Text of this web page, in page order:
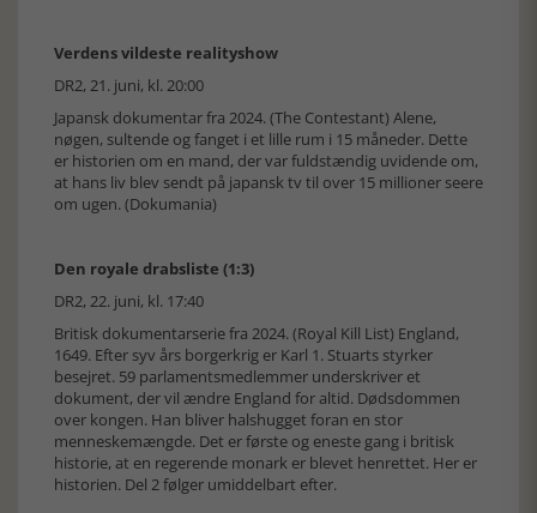
Verdens vildeste realityshow
DR2, 21. juni, kl. 20:00
Japansk dokumentar fra 2024. (The Contestant) Alene,
nøgen, sultende og fanget i et lille rum i 15 måneder. Dette
er historien om en mand, der var fuldstændig uvidende om,
at hans liv blev sendt på japansk tv til over 15 millioner seere
om ugen. (Dokumania)
Den royale drabsliste (1:3)
DR2, 22. juni, kl. 17:40
Britisk dokumentarserie fra 2024. (Royal Kill List) England,
1649. Efter syv års borgerkrig er Karl 1. Stuarts styrker
besejret. 59 parlamentsmedlemmer underskriver et
dokument, der vil ændre England for altid. Dødsdommen
over kongen. Han bliver halshugget foran en stor
menneskemængde. Det er første og eneste gang i britisk
historie, at en regerende monark er blevet henrettet. Her er
historien. Del 2 følger umiddelbart efter.